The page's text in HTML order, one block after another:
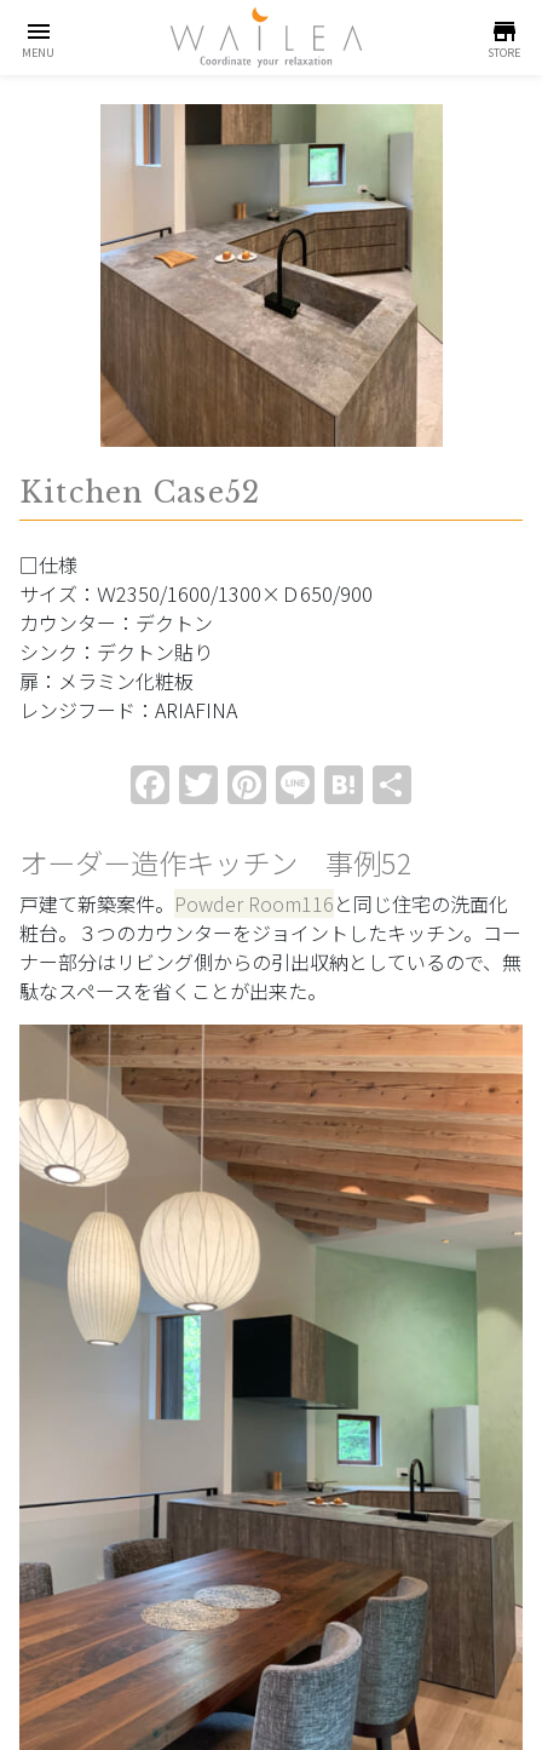
menu
MENU
store
STORE
Kitchen Case52
□仕様
サイズ：Ｗ2350/1600/1300×Ｄ650/900
カウンター：デクトン
シンク：デクトン貼り
扉：メラミン化粧板
レンジフード：ARIAFINA
Facebook
Twitter
Pinterest
LineHatena
オーダー造作キッチン 事例52
戸建て新築案件。 Powder Room116と同じ住宅の洗面化
粧台。３つのカウンターをジョイントしたキッチン。コー
ナー部分はリビング側からの引出収納としているので、無
駄なスペースを省くことが出来た。